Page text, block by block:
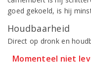
goed gekoeld, is hij
Houdbaarheid
Direct op dronk en
Momenteel niet